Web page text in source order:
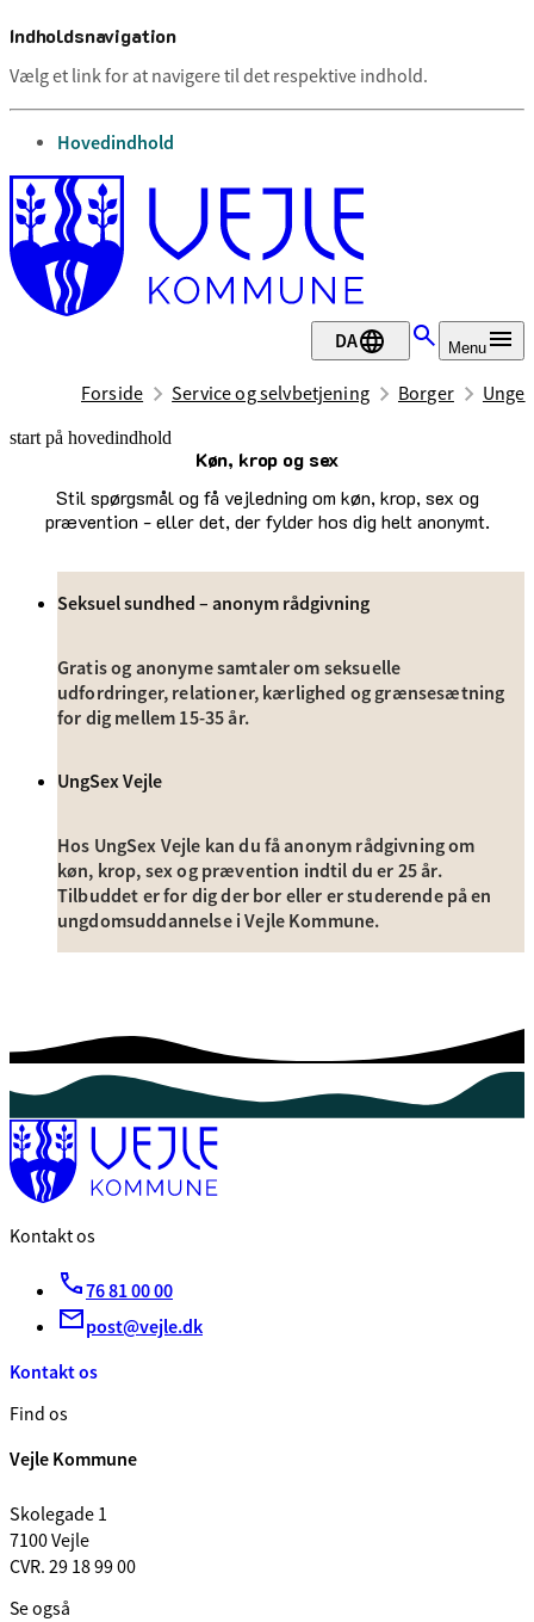
Indholdsnavigation
Vælg et link for at navigere til det respektive indhold.
gå til
Hovedindhold
DA Menu
Forside Service og selvbetjening Borger Unge
start på hovedindhold
Køn, krop og sex
Stil spørgsmål og få vejledning om køn, krop, sex og
prævention - eller det, der fylder hos dig helt anonymt.
senest opdateret 13. oktober 2025
Seksuel sundhed – anonym rådgivning
Gratis og anonyme samtaler om seksuelle
udfordringer, relationer, kærlighed og grænsesætning
for dig mellem 15-35 år.
UngSex Vejle
Hos UngSex Vejle kan du få anonym rådgivning om
køn, krop, sex og prævention indtil du er 25 år.
Tilbuddet er for dig der bor eller er studerende på en
ungdomsuddannelse i Vejle Kommune.
Kontakt os
76 81 00 00
post@vejle.dk
Kontakt os
Find os
Vejle Kommune
Skolegade 1
7100 Vejle
CVR. 29 18 99 00
Se også